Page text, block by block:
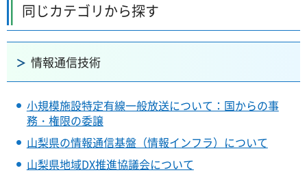
同じカテゴリから探す
情報通信技術
小規模施設特定有線一般放送について：国からの事
務・権限の委譲
山梨県の情報通信基盤（情報インフラ）について
山梨県地域DX推進協議会について